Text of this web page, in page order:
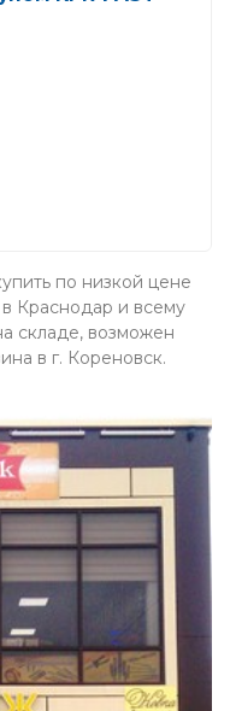
по низкой цене
Краснодар и всему
складе, возможен
в г. Кореновск.